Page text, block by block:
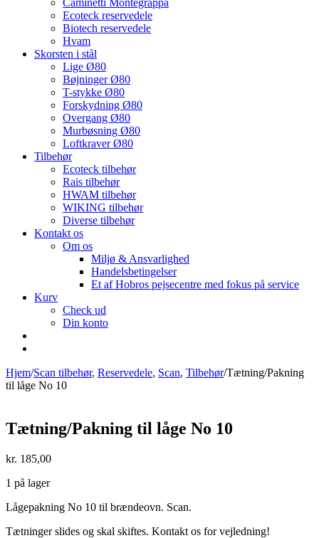
Caminetti Montegrappa
Ecoteck reservedele
Biotech reservedele
Hvam
Skorsten i stål
Lige Ø80
Bøjninger Ø80
T-stykke Ø80
Forskydning Ø80
Overgang Ø80
Murbøsning Ø80
Loftkraver Ø80
Tilbehør
Ecoteck tilbehør
Rais tilbehør
HWAM tilbehør
WIKING tilbehør
Diverse tilbehør
Kontakt os
Om os
Miljø & Ansvarlighed
Handelsbetingelser
Et af Hobros pejsecentre med fokus på service
Kurv
Check ud
Din konto
Hjem/Scan tilbehør, Reservedele, Scan, Tilbehør/Tætning/Pakning
til låge No 10
Tætning/Pakning til låge No 10
kr. 185,00
1 på lager
Lågepakning No 10 til brændeovn. Scan.
Tætninger slides og skal skiftes. Kontakt os for vejledning!